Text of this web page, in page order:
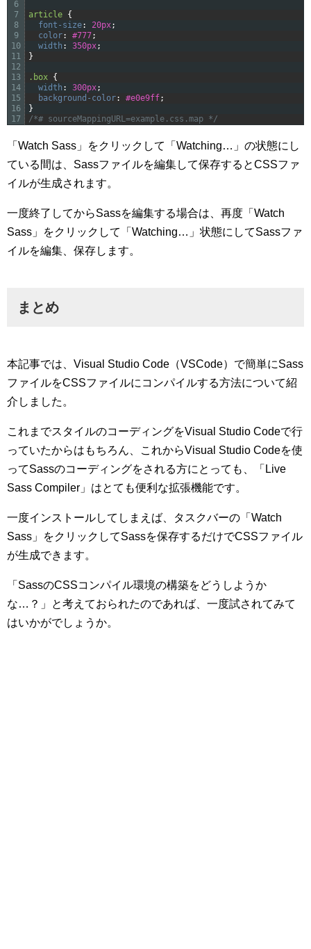
6
7
8
9
10
11
12
13
14
15
16
17
article {
font-size: 20px;
color: #777;
width : 350px;
}
.box {
width : 300px;
background-color: #e0e9ff;
}
/*# sourceMappingURL=example.css.map */
「Watch Sass」をクリックして「Watching…」の状態にし
ている間は、Sassファイルを編集して保存するとCSSファ
イルが生成されます。
一度終了してからSassを編集する場合は、再度「Watch
Sass」をクリックして「Watching…」状態にしてSassファ
イルを編集、保存します。
まとめ
本記事では、Visual Studio Code（VSCode）で簡単にSass
ファイルをCSSファイルにコンパイルする方法について紹
介しました。
これまでスタイルのコーディングをVisual Studio Codeで行
っていたからはもちろん、これからVisual Studio Codeを使
ってSassのコーディングをされる方にとっても、「Live
Sass Compiler」はとても便利な拡張機能です。
一度インストールしてしまえば、タスクバーの「Watch
Sass」をクリックしてSassを保存するだけでCSSファイル
が生成できます。
「SassのCSSコンパイル環境の構築をどうしようか
な…？」と考えておられたのであれば、一度試されてみて
はいかがでしょうか。